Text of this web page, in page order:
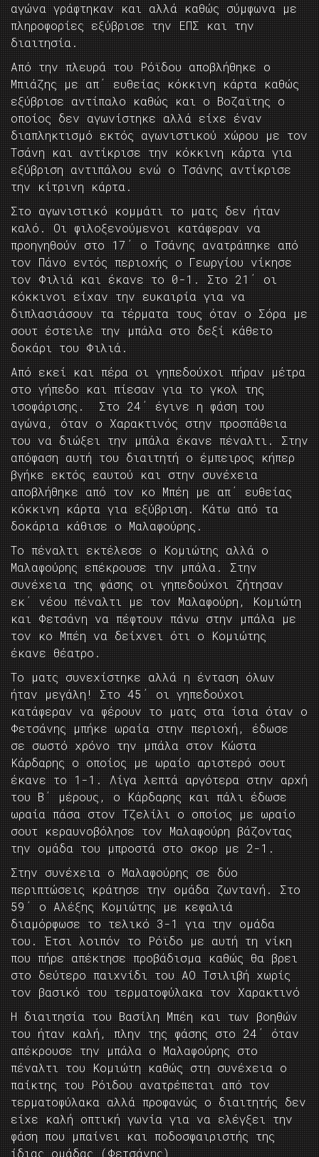
αγώνα γράφτηκαν και αλλά καθώς σύμφωνα με
πληροφορίες εξύβρισε την ΕΠΣ και την
διαιτησία.
Από την πλευρά του Ρόϊδου αποβλήθηκε ο
Μπιάζης με απ΄ ευθείας κόκκινη κάρτα καθώς
εξύβρισε αντίπαλο καθώς και ο Βοζαϊτης ο
οποίος δεν αγωνίστηκε αλλά είχε έναν
διαπληκτισμό εκτός αγωνιστικού χώρου με τον
Τσάνη και αντίκρισε την κόκκινη κάρτα για
εξύβριση αντιπάλου ενώ ο Τσάνης αντίκρισε
την κίτρινη κάρτα.
Στο αγωνιστικό κομμάτι το ματς δεν ήταν
καλό. Οι φιλοξενούμενοι κατάφεραν να
προηγηθούν στο 17΄ ο Τσάνης ανατράπηκε από
τον Πάνο εντός περιοχής ο Γεωργίου νίκησε
τον Φιλιά και έκανε το 0-1. Στο 21΄ οι
κόκκινοι είχαν την ευκαιρία για να
διπλασιάσουν τα τέρματα τους όταν ο Σόρα με
σουτ έστειλε την μπάλα στο δεξί κάθετο
δοκάρι του Φιλιά.
Από εκεί και πέρα οι γηπεδούχοι πήραν μέτρα
στο γήπεδο και πίεσαν για το γκολ της
ισοφάρισης. Στο 24΄ έγινε η φάση του
αγώνα, όταν ο Χαρακτινός στην προσπάθεια
του να διώξει την μπάλα έκανε πέναλτι. Στην
απόφαση αυτή του διαιτητή ο έμπειρος κήπερ
βγήκε εκτός εαυτού και στην συνέχεια
αποβλήθηκε από τον κο Μπέη με απ΄ ευθείας
κόκκινη κάρτα για εξύβριση. Κάτω από τα
δοκάρια κάθισε ο Μαλαφούρης.
Το πέναλτι εκτέλεσε ο Κομιώτης αλλά ο
Μαλαφούρης επέκρουσε την μπάλα. Στην
συνέχεια της φάσης οι γηπεδούχοι ζήτησαν
εκ΄ νέου πέναλτι με τον Μαλαφούρη, Κομιώτη
και Φετσάνη να πέφτουν πάνω στην μπάλα με
τον κο Μπέη να δείχνει ότι ο Κομιώτης
έκανε θέατρο.
Το ματς συνεχίστηκε αλλά η ένταση όλων
ήταν μεγάλη! Στο 45΄ οι γηπεδούχοι
κατάφεραν να φέρουν το ματς στα ίσια όταν ο
Φετσάνης μπήκε ωραία στην περιοχή, έδωσε
σε σωστό χρόνο την μπάλα στον Κώστα
Κάρδαρης ο οποίος με ωραίο αριστερό σουτ
έκανε το 1-1. Λίγα λεπτά αργότερα στην αρχή
του Β΄ μέρους, ο Κάρδαρης και πάλι έδωσε
ωραία πάσα στον Τζελίλι ο οποίος με ωραίο
σουτ κεραυνοβόλησε τον Μαλαφούρη βάζοντας
την ομάδα του μπροστά στο σκορ με 2-1.
Στην συνέχεια ο Μαλαφούρης σε δύο
περιπτώσεις κράτησε την ομάδα ζωντανή. Στο
59΄ ο Αλέξης Κομιώτης με κεφαλιά
διαμόρφωσε το τελικό 3-1 για την ομάδα
του. Έτσι λοιπόν το Ρόϊδο με αυτή τη νίκη
που πήρε απέκτησε προβάδισμα καθώς θα βρει
στο δεύτερο παιχνίδι του ΑΟ Τσιλιβή χωρίς
τον βασικό του τερματοφύλακα τον Χαρακτινό
Η διαιτησία του Βασίλη Μπέη και των βοηθών
του ήταν καλή, πλην της φάσης στο 24΄ όταν
απέκρουσε την μπάλα ο Μαλαφούρης στο
πέναλτι του Κομιώτη καθώς στη συνέχεια ο
παίκτης του Ρόιδου ανατρέπεται από τον
τερματοφύλακα αλλά προφανώς ο διαιτητής δεν
είχε καλή οπτική γωνία για να ελέγξει την
φάση που μπαίνει και ποδοσφαιριστής της
ίδιας ομάδας (Φετσάνης)